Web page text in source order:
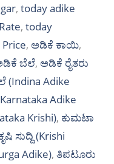
, today adike
, today
, ಅಡಿಕೆ ಕಾಯಿ,
ಬೆಲೆ, ಅಡಿಕೆ ರೈತರು
Adike
Adike
Krishi), ಕುಮಟಾ
ಸುದ್ದಿ (Krishi
Adike), ತಿಪಟೂರು